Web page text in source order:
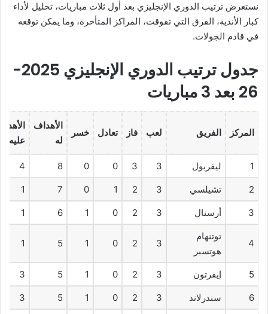
نستعرض ترتيب الدوري الإنجليزي بعد أول ثلاث مباريات، تحليل لأداء
كبار الأندية، الفرق التي تفوقت، المراكز المتأخرة، وما يمكن توقعه
في قادم الجولات.
جدول ترتيب الدوري الإنجليزي 2025-
26 بعد 3 مباريات
المركز الفريق لعب فاز تعادل خسر
الأهداف
له
عليه
1 ليفربول 3
3
0
0
8
4
2 تشيلسي 3
2
1
0
7
1
3 أرسنال 3
2
0
1
6
1
4
توتنهام
هوتسبر
3
2
0
1
5
1
5 إيفرتون 3
2
0
1
5
3
6 سندرلاند 3
2
0
1
5
3